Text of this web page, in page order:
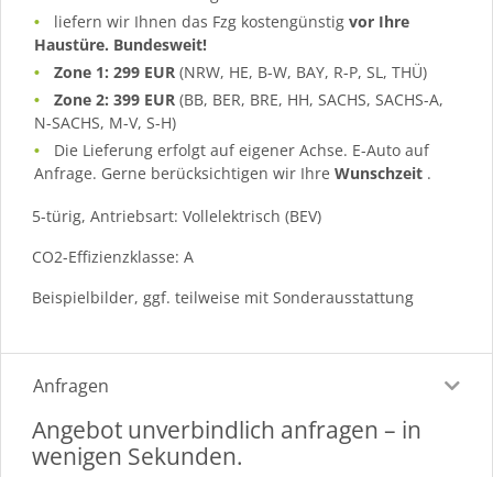
liefern wir Ihnen das Fzg kostengünstigvor Ihre
Haustüre. Bundesweit!
Zone 1: 299 EUR (NRW, HE, B-W, BAY, R-P, SL, THÜ)
Zone 2: 399 EUR (BB, BER, BRE, HH, SACHS, SACHS-A,
N-SACHS, M-V, S-H)
Die Lieferung erfolgt auf eigener Achse. E-Auto auf
Anfrage. Gerne berücksichtigen wir Ihre Wunschzeit .
5-türig, Antriebsart: Vollelektrisch (BEV)
CO2-Effizienzklasse: A
Beispielbilder, ggf. teilweise mit Sonderausstattung
Anfragen
Angebot unverbindlich anfragen – in
wenigen Sekunden.